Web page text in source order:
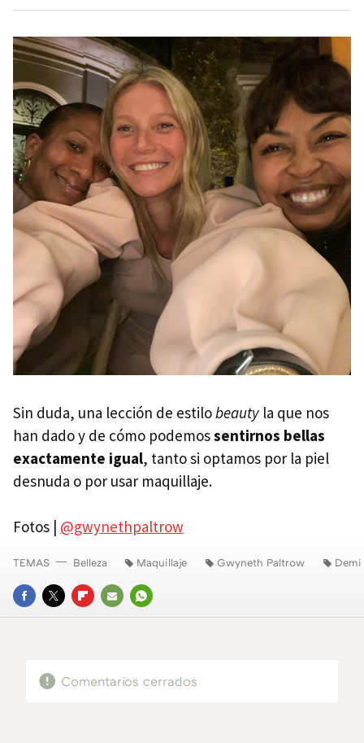
Sin duda, una lección de estilobeauty la que nos
han dado y de cómo podemossentirnos bellas
exactamente igual, tanto si optamos por la piel
desnuda o por usar maquillaje.
Fotos | @gwynethpaltrow
FACEBOOK
TWITTERFLIPBOARD
E-
WHATSAPP
TEMAS Belleza Maquillaje Gwyneth Paltrow
Comentarios cerrados